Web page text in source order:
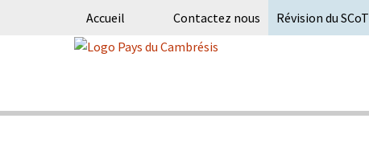
Accueil Contactez nous Révision du SCoT